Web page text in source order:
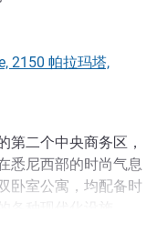
2150 帕拉玛塔,
第二个中央商务区，
悉尼西部的时尚气息
卧室公寓，均配备时